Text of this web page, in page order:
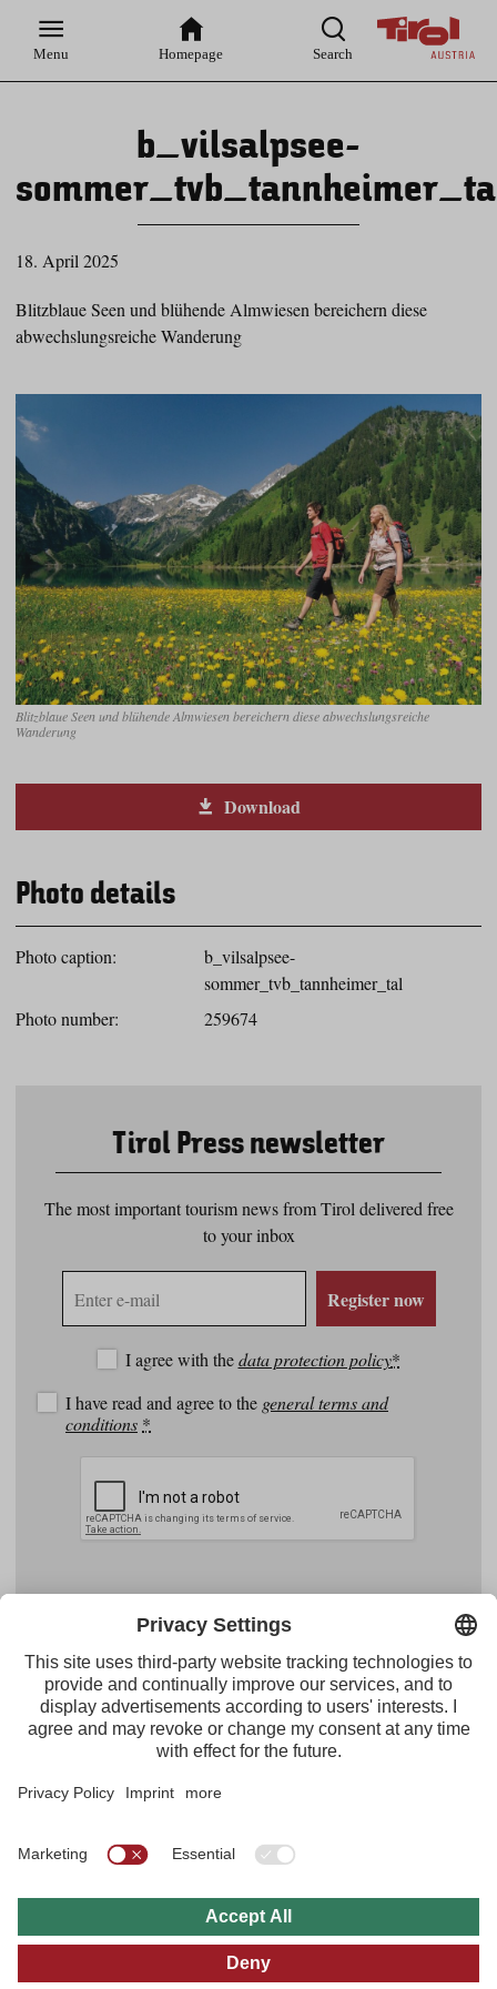
Hauptnavigation
Inhaltsbereich
Menu Homepage Search
b_vilsalpsee-
18. April 2025
Blitzblaue Seen und blühende Almwiesen bereichern diese
abwechslungsreiche Wanderung
Blitzblaue Seen und blühende Almwiesen bereichern diese abwechslungsreiche
Wanderung
Download
Photo details
Photo caption:
b_vilsalpsee-
sommer_tvb_tannheimer_tal
Photo number:
259674
Tirol Press newsletter
The most important tourism news from Tirol delivered free
to your inbox
mail
Register now
I agree with thedata protection policy*
I have read and agree to the general terms and
conditions *
Tirol Werbung
Maria-Theresien-Straße 55 · 6020 Innsbruck
+43.512.5320-656
RSS Feeds
Imprint
Privacy Policy
General Terms of Use
FAQs
Multi Media Archive
FacebookYouTubeInstagramPinterestFeed